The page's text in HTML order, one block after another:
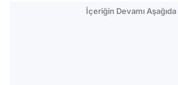
İçeriğin Devamı Aşağıda